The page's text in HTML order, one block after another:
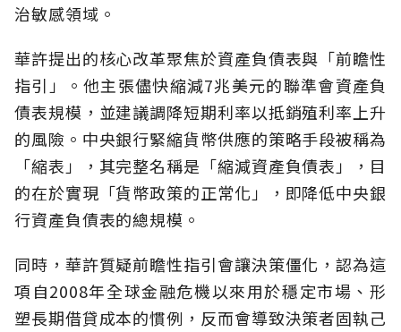
治敏感領域。
華許提出的核心改革聚焦於資產負債表與「前瞻性
指引」。他主張儘快縮減7兆美元的聯準會資產負
債表規模，並建議調降短期利率以抵銷殖利率上升
的風險。中央銀行緊縮貨幣供應的策略手段被稱為
「縮表」，其完整名稱是「縮減資產負債表」，目
的在於實現「貨幣政策的正常化」，即降低中央銀
行資產負債表的總規模。
同時，華許質疑前瞻性指引會讓決策僵化，認為這
項自2008年全球金融危機以來用於穩定市場、形
塑長期借貸成本的慣例，反而會導致決策者固執己